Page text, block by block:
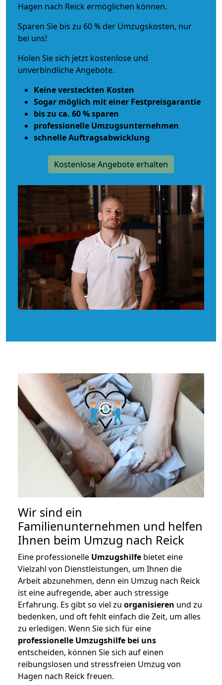
Hagen nach Reick ermöglichen können.
Sparen Sie bis zu 60 % der Umzugskosten, nur
bei uns!
Holen Sie sich jetzt kostenlose und
unverbindliche Angebote.
Keine versteckten Kosten
Sogar möglich mit einer Festpreisgarantie
bis zu ca. 60 % sparen
professionelle Umzugsunternehmen
schnelle Auftragsabwicklung
Kostenlose Angebote erhalten
Wir sind ein
Familienunternehmen und helfen
Ihnen beim Umzug nach Reick
Eine professionelle Umzugshilfe bietet eine
Vielzahl von Dienstleistungen, um Ihnen die
Arbeit abzunehmen, denn ein Umzug nach Reick
ist eine aufregende, aber auch stressige
Erfahrung. Es gibt so viel zu organisieren und zu
bedenken, und oft fehlt einfach die Zeit, um alles
zu erledigen. Wenn Sie sich für eine
professionelle Umzugshilfe bei uns
entscheiden, können Sie sich auf einen
reibungslosen und stressfreien Umzug von
Hagen nach Reick freuen.